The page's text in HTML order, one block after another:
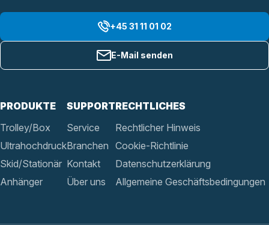
PRODUKTE
Trolley/Box
Ultrahochdruck
Skid/Stationär
Anhänger
SUPPORT
Service
Branchen
Kontakt
Über uns
RECHTLICHES
Rechtlicher Hinweis
Cookie-Richtlinie
Datenschutzerklärung
Allgemeine Geschäftsbedingungen
+45 31 11 01 02
E-Mail senden